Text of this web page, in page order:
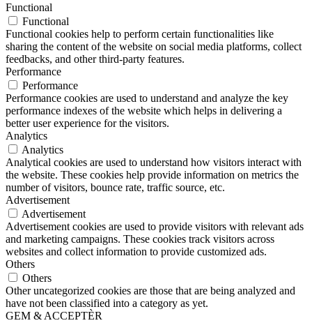
Functional
Functional
Functional cookies help to perform certain functionalities like
sharing the content of the website on social media platforms, collect
feedbacks, and other third-party features.
Performance
Performance
Performance cookies are used to understand and analyze the key
performance indexes of the website which helps in delivering a
better user experience for the visitors.
Analytics
Analytics
Analytical cookies are used to understand how visitors interact with
the website. These cookies help provide information on metrics the
number of visitors, bounce rate, traffic source, etc.
Advertisement
Advertisement
Advertisement cookies are used to provide visitors with relevant ads
and marketing campaigns. These cookies track visitors across
websites and collect information to provide customized ads.
Others
Others
Other uncategorized cookies are those that are being analyzed and
have not been classified into a category as yet.
GEM & ACCEPTÈR